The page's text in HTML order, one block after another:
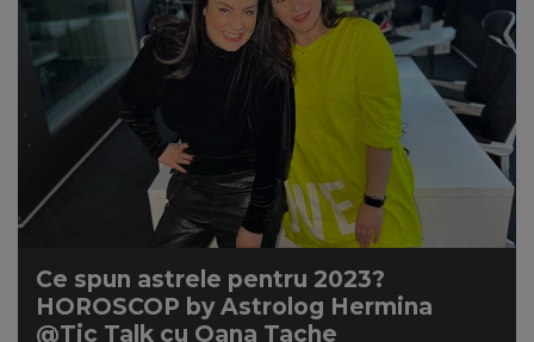
HOT 30
DANCEFLOOR CHART
RADIO ACADEMY
NEWS
CONTUL MEU
Ce spun astrele pentru 2023?
HOROSCOP by Astrolog Hermina
@Tic Talk cu Oana Tache